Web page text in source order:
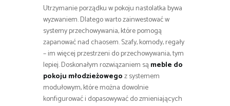
Utrzymanie porządku w pokoju nastolatka bywa
wyzwaniem. Dlatego warto zainwestować w
systemy przechowywania, które pomogą
zapanować nad chaosem. Szafy, komody, regały
– im więcej przestrzeni do przechowywania, tym
lepiej. Doskonałym rozwiązaniem sąmeble do
pokoju młodzieżowegoz systemem
modułowym, które można dowolnie
konfigurować i dopasowywać do zmieniających